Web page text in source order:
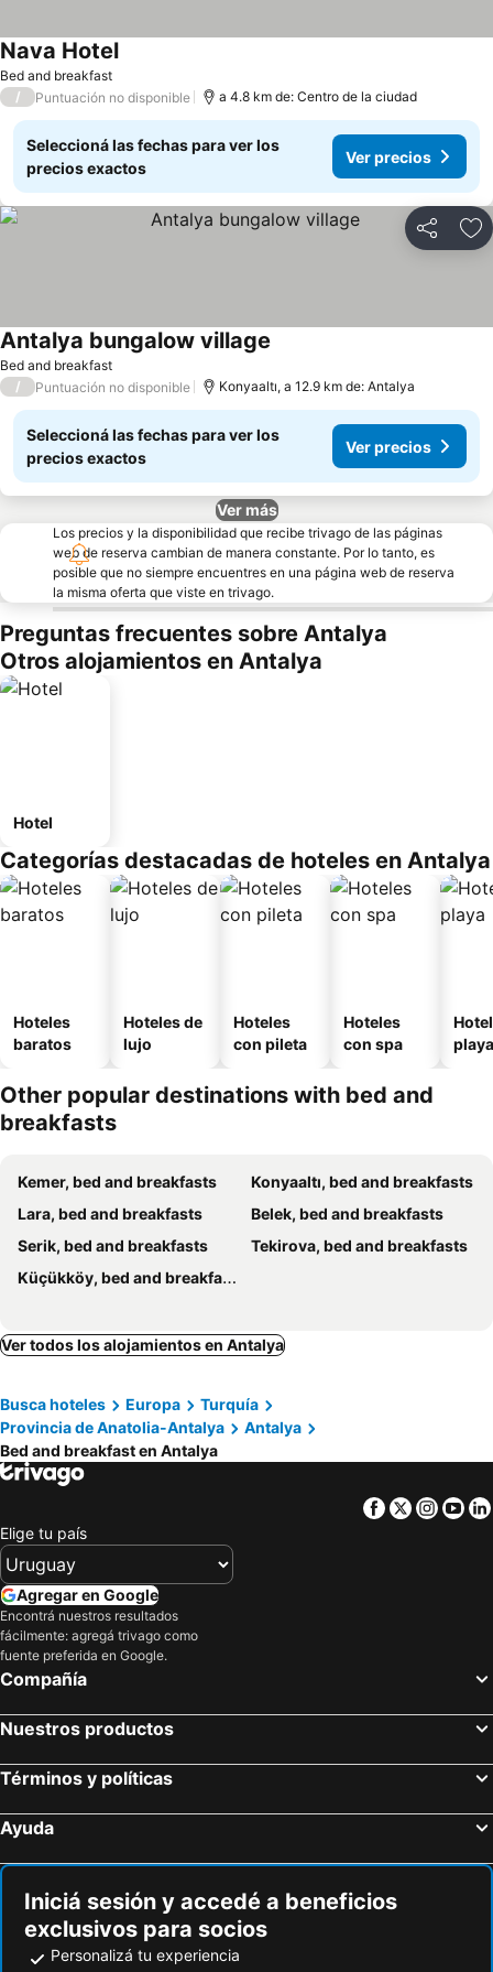
Bed and breakfast
Nava Hotel
/ Puntuación no disponible a 4.8 km de: Centro de la ciudad
Seleccioná las fechas para ver los
precios exactos
Ver precios
Compartir
Bed and breakfast
Antalya bungalow village
/ Puntuación no disponible Konyaaltı, a 12.9 km de: Antalya
Seleccioná las fechas para ver los
precios exactos
Ver precios
Ver más
Los precios y la disponibilidad que recibe trivago de las páginas
web de reserva cambian de manera constante. Por lo tanto, es
posible que no siempre encuentres en una página web de reserva
la misma oferta que viste en trivago.
Preguntas frecuentes sobre Antalya
Otros alojamientos en Antalya
Hotel
Categorías destacadas de hoteles en Antalya
Hoteles
baratos
Hoteles de
lujo
Hoteles
con pileta
Hoteles
con spa
playa
Other popular destinations with bed and
breakfasts
Kemer, bed and breakfasts
Konyaaltı, bed and breakfasts
Lara, bed and breakfasts
Belek, bed and breakfasts
Serik, bed and breakfasts
Tekirova, bed and breakfasts
Küçükköy, bed and breakfasts
Ver todos los alojamientos en Antalya
Busca hoteles Europa
Turquía
Provincia de Anatolia-Antalya
Antalya
Bed and breakfast en Antalya
Facebook
Twitter
Elige tu país
Agregar en Google
Encontrá nuestros resultados
fácilmente: agregá trivago como
fuente preferida en Google.
Compañía
Nuestros productos
Términos y políticas
Ayuda
Iniciá sesión y accedé a beneficios
exclusivos para socios
Personalizá tu experiencia